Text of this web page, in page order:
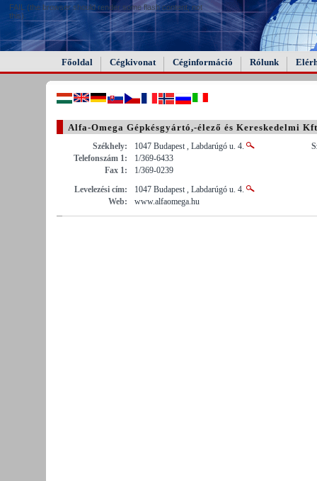
FAIL (the browser should render some flash content, not
this).
Főoldal Cégkivonat Céginformáció Rólunk
Alfa-Omega Gépkésgyártó,-élező és Kereskedelmi
Székhely:
1047 Budapest , Labdarúgó u. 4.
Telefonszám 1:
1/369-6433
Fax 1:
1/369-0239
Levelezési cím:
1047 Budapest , Labdarúgó u. 4.
Web:
www.alfaomega.hu